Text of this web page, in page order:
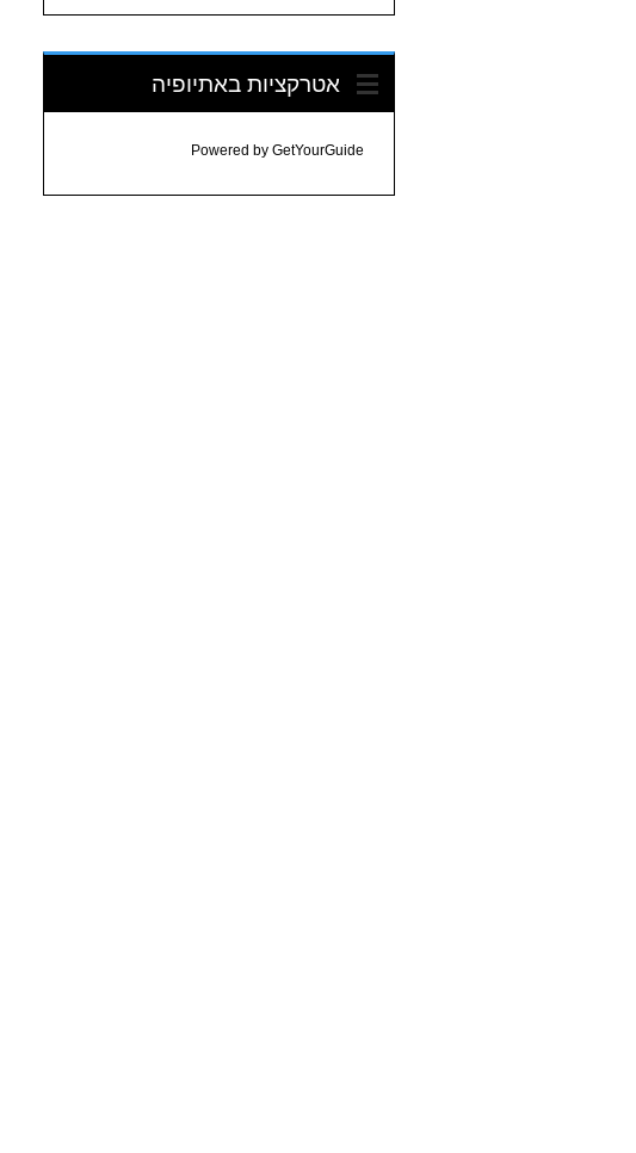
אטרקציות באתיופיה
Powered by GetYourGuide